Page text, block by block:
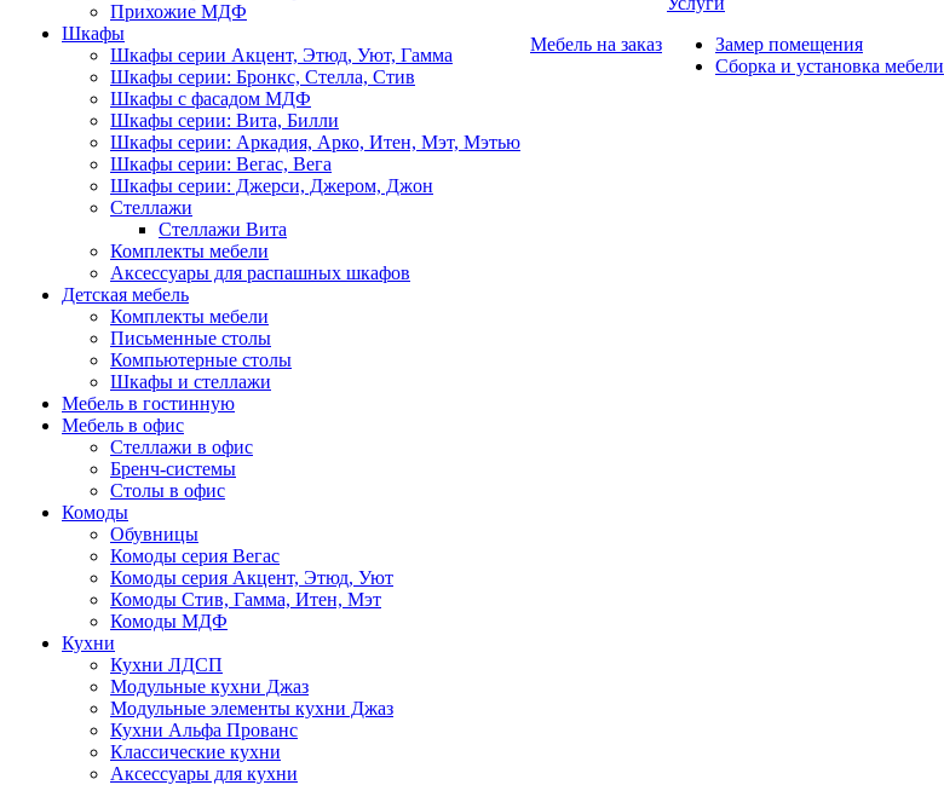
Прихожие МДФ
Шкафы
Шкафы серии Акцент, Этюд, Уют, Гамма
Шкафы серии: Бронкс, Стелла, Стив
Шкафы с фасадом МДФ
Шкафы серии: Вита, Билли
Шкафы серии: Аркадия, Арко, Итен, Мэт, Мэтью
Шкафы серии: Вегас, Вега
Шкафы серии: Джерси, Джером, Джон
Стеллажи
Стеллажи Вита
Комплекты мебели
Аксессуары для распашных шкафов
Детская мебель
Комплекты мебели
Письменные столы
Компьютерные столы
Шкафы и стеллажи
Мебель в гостинную
Мебель в офис
Стеллажи в офис
Бренч-системы
Столы в офис
Комоды
Обувницы
Комоды серия Вегас
Комоды серия Акцент, Этюд, Уют
Комоды Стив, Гамма, Итен, Мэт
Комоды МДФ
Кухни
Кухни ЛДСП
Модульные кухни Джаз
Модульные элементы кухни Джаз
Кухни Альфа Прованс
Классические кухни
Аксессуары для кухни
Мебель на заказ
Замер помещения
Сборка и установка мебели